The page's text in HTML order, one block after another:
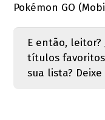
Pokémon GO
E então, leitor?
títulos favoritos
sua lista?